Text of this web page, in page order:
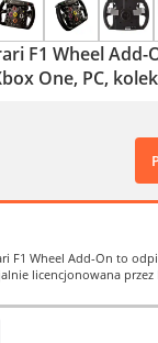
F1 Wheel Add-
One, PC,
F1 Wheel Add-On to
licencjonowana przez